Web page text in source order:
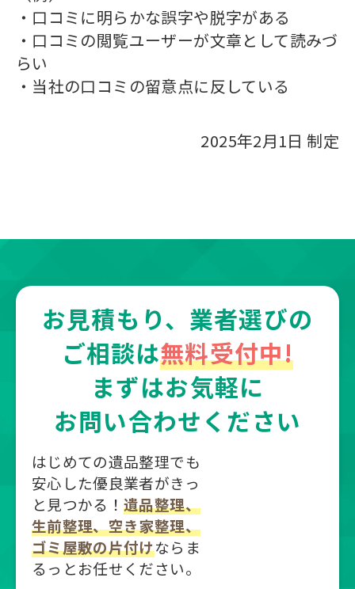
・口コミに明らかな誤字や脱字がある
・口コミの閲覧ユーザーが文章として読みづ
らい
・当社の口コミの留意点に反している
2025年2月1日 制定
お見積もり、業者選びの
ご相談は無料受付中!
まずはお気軽に
お問い合わせください
はじめての遺品整理でも
安心した優良業者がきっ
と見つかる！遺品整理、
生前整理、空き家整理、
ゴミ屋敷の片付けならま
るっとお任せください。